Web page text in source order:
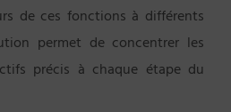
de ces fonctions à différents
permet de concentrer les
précis à chaque étape du